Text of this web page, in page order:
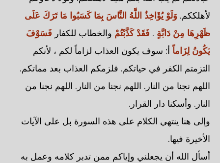
لأهلككم. وَلَوْ يُؤَاخِذُ اللَّهُ النَّاسَ بِمَا كَسَبُوا مَا تَرَكَ عَلَى
ظَهْرِهَا مِنْ دَابَّةٍ . فَقَدْ كَذَّبْتُمْ والخطاب للكفار فَسَوْفَ
يَكُونُ لِزَاماً أ: سوف يكون العذاب لزاماً لكم ، لأنكم
التزمتم الكفر في حياتكم. فلزمكم العذاب بعد مماتكم.
اللهم نجنا من النار. اللهم نجنا من النار. اللهم نجنا من
النار. وأسكنا دار القرار.
وإلى هنا ينتهي الكلام على هذه السورة بل على الآيات
الأخيرة فيها.
أسأل الله أن يجعلني وإياكم ممن تدبر كلامه وعمل به